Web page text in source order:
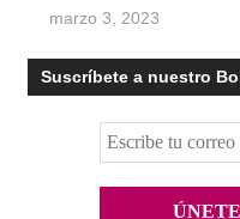
marzo 3, 2023
Suscríbete a nuestro